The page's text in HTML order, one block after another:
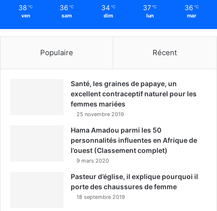
38 ℃
ven
36 ℃
sam
34 ℃
dim
37 ℃
lun
36 ℃
mar
Populaire Récent
Santé, les graines de papaye, un
excellent contraceptif naturel pour les
femmes mariées
25 novembre 2019
Hama Amadou parmi les 50
personnalités influentes en Afrique de
l’ouest (Classement complet)
9 mars 2020
Pasteur d’église, il explique pourquoi il
porte des chaussures de femme
18 septembre 2019